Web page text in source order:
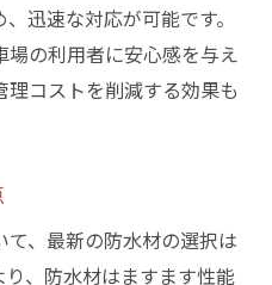
迅速な対応が可能です。
場の利用者に安心感を与え
コストを削減する効果も
、最新の防水材の選択は
、防水材はますます性能